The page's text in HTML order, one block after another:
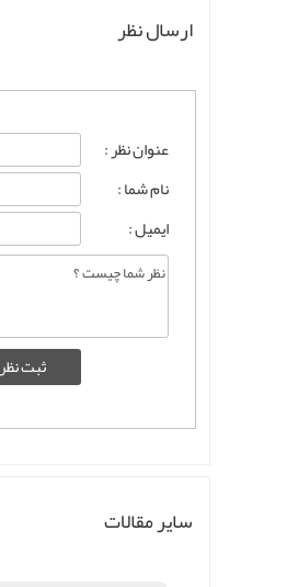
ارسال نظر
عنوان نظر :
نام شما :
ایمیل :
سایر مقالات